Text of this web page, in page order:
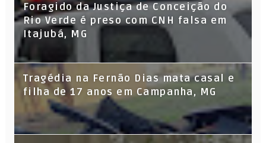
Foragido da Justiça de Conceição do
Rio Verde é preso com CNH falsa em
Itajubá, MG
Tragédia na Fernão Dias mata casal e
filha de 17 anos em Campanha, MG